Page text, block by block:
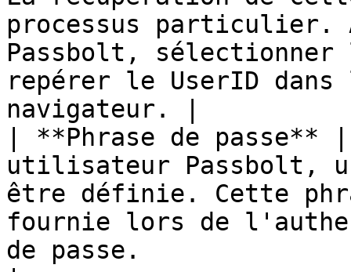
processus particulier.
Passbolt,
repérer le UserID
navigateur. |
| **Phrase de
utilisateur Passbolt,
être définie. Cette
fournie lors de
de passe.